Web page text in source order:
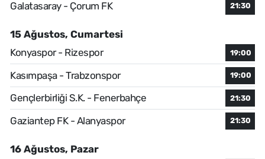
Galatasaray - Çorum FK
21:30
15 Ağustos, Cumartesi
Konyaspor - Rizespor
19:00
Kasımpaşa - Trabzonspor 19:00
Gençlerbirliği S.K. - Fenerbahçe 21:30
Gaziantep FK - Alanyaspor 21:30
16 Ağustos, Pazar